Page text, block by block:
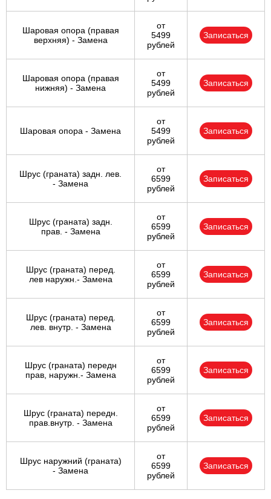
Шаровая опора (правая
верхняя) - Замена
от
5499
рублей
Записаться
Шаровая опора (правая
нижняя) - Замена
от
5499
рублей
Записаться
Шаровая опора - Замена
от
5499
рублей
Записаться
Шрус (граната) задн. лев.
- Замена
от
6599
рублей
Записаться
Шрус (граната) задн.
прав. - Замена
от
6599
рублей
Записаться
Шрус (граната) перед.
лев наружн.- Замена
от
6599
рублей
Записаться
Шрус (граната) перед.
лев. внутр. - Замена
от
6599
рублей
Записаться
Шрус (граната) передн
прав, наружн.- Замена
от
6599
рублей
Записаться
Шрус (граната) передн.
прав.внутр. - Замена
от
6599
рублей
Записаться
Шрус наружний (граната)
- Замена
от
6599
рублей
Записаться